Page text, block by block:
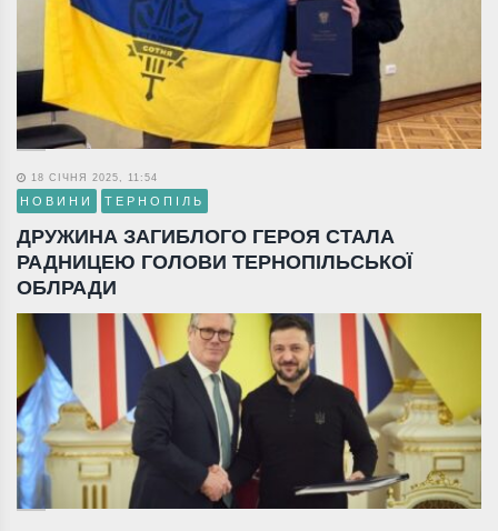
18 СІЧНЯ 2025, 11:54
НОВИНИ ТЕРНОПІЛЬ
ДРУЖИНА ЗАГИБЛОГО ГЕРОЯ СТАЛА
РАДНИЦЕЮ ГОЛОВИ ТЕРНОПІЛЬСЬКОЇ
ОБЛРАДИ